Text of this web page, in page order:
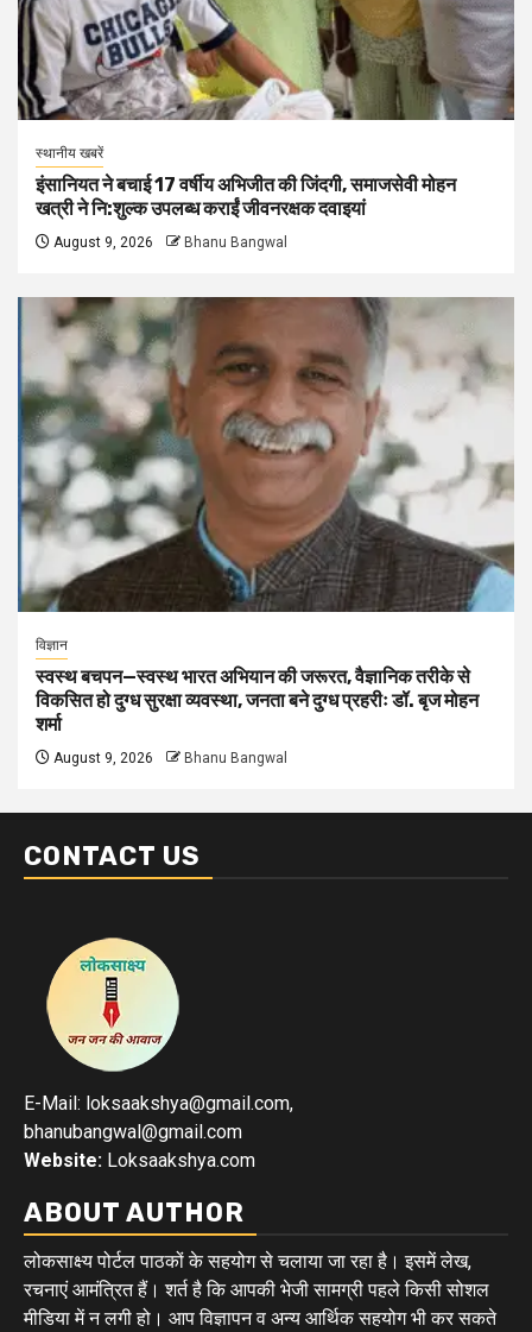
स्थानीय खबरें
इंसानियत ने बचाई 17 वर्षीय अभिजीत की जिंदगी, समाजसेवी मोहन
खत्री ने नि:शुल्क उपलब्ध कराईं जीवनरक्षक दवाइयां
August 9, 2026 Bhanu Bangwal
विज्ञान
स्वस्थ बचपन—स्वस्थ भारत अभियान की जरूरत, वैज्ञानिक तरीके से
विकसित हो दुग्ध सुरक्षा व्यवस्था, जनता बने दुग्ध प्रहरीः डॉ. बृज मोहन
शर्मा
August 9, 2026 Bhanu Bangwal
CONTACT US
E-Mail: loksaakshya@gmail.com,
bhanubangwal@gmail.com
Website: Loksaakshya.com
ABOUT AUTHOR
लोकसाक्ष्य पोर्टल पाठकों के सहयोग से चलाया जा रहा है। इसमें लेख,
रचनाएं आमंत्रित हैं। शर्त है कि आपकी भेजी सामग्री पहले किसी सोशल
मीडिया में न लगी हो। आप विज्ञापन व अन्य आर्थिक सहयोग भी कर सकते